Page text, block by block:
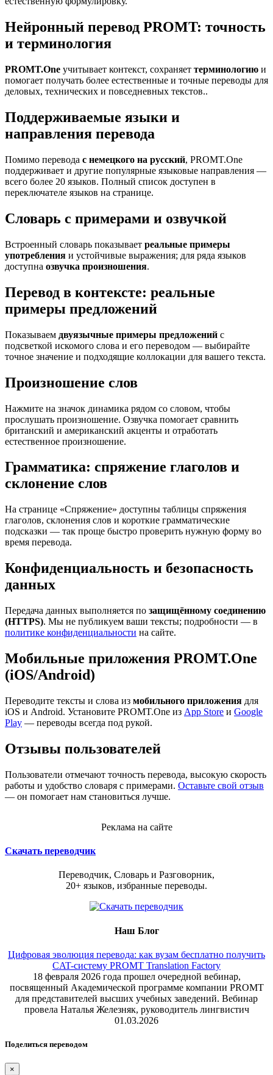
Нейронный перевод PROMT: точность
и терминология
PROMT.One учитывает контекст, сохраняет терминологию и
помогает получать более естественные и точные переводы для
деловых, технических и повседневных текстов..
Поддерживаемые языки и
направления перевода
Помимо перевода с немецкого на русский, PROMT.One
поддерживает и другие популярные языковые направления —
всего более 20 языков. Полный список доступен в
переключателе языков на странице.
Словарь с примерами и озвучкой
Встроенный словарь показывает реальные примеры
употребления и устойчивые выражения; для ряда языков
доступна озвучка произношения.
Перевод в контексте: реальные
примеры предложений
Показываем двуязычные примеры предложений с
подсветкой искомого слова и его переводом — выбирайте
точное значение и подходящие коллокации для вашего текста.
Произношение слов
Нажмите на значок динамика рядом со словом, чтобы
прослушать произношение. Озвучка помогает сравнить
британский и американский акценты и отработать
естественное произношение.
Грамматика: спряжение глаголов и
склонение слов
На странице «Спряжение» доступны таблицы спряжения
глаголов, склонения слов и короткие грамматические
подсказки — так проще быстро проверить нужную форму во
время перевода.
Конфиденциальность и безопасность
данных
Передача данных выполняется по защищённому соединению
(HTTPS). Мы не публикуем ваши тексты; подробности — в
политике конфиденциальности на сайте.
Мобильные приложения PROMT.One
(iOS/Android)
Переводите тексты и слова из мобильного приложения для
iOS и Android. Установите PROMT.One из App Store и Google
Play — переводы всегда под рукой.
Отзывы пользователей
Пользователи отмечают точность перевода, высокую скорость
работы и удобство словаря с примерами. Оставьте свой отзыв
— он помогает нам становиться лучше.
Реклама на сайте
Скачать переводчик
Переводчик, Словарь и Разговорник,
20+ языков, избранные переводы.
Наш Блог
Цифровая эволюция перевода: как вузам бесплатно получить
CAT-систему PROMT Translation Factory
18 февраля 2026 года прошел очередной вебинар,
посвященный Академической программе компании PROMT
для представителей высших учебных заведений. Вебинар
провела Наталья Железняк, руководитель лингвистич
01.03.2026
Поделиться переводом
×